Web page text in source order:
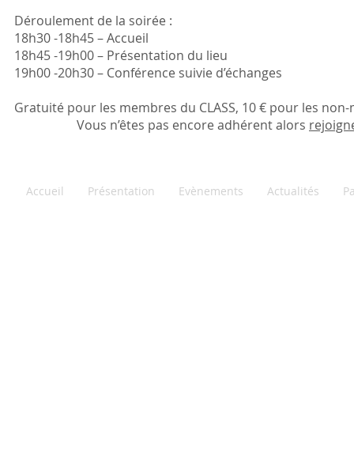
Déroulement de la soirée :
18h30 -18h45 – Accueil
18h45 -19h00 – Présentation du lieu
19h00 -20h30 – Conférence suivie d’échanges
Gratuité pour les membres du CLASS, 10 € pour les
Vous n’êtes pas encore adhérent alors
Accueil Présentation Evènements Actualités